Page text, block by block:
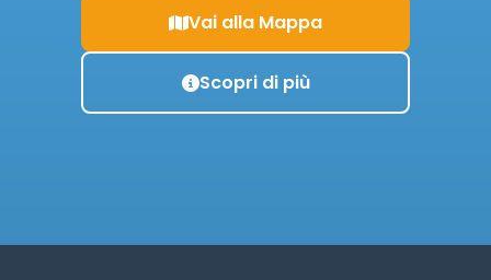
Vai alla Mappa
Scopri di più